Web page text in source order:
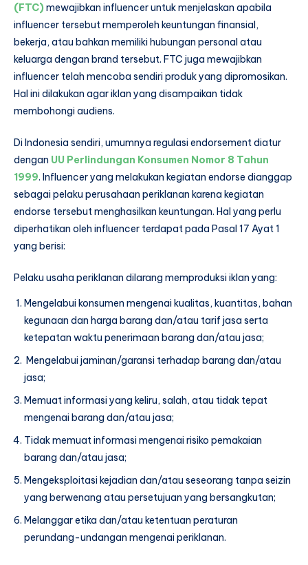
(FTC) mewajibkan influencer untuk menjelaskan apabila
influencer tersebut memperoleh keuntungan finansial,
bekerja, atau bahkan memiliki hubungan personal atau
keluarga dengan brand tersebut. FTC juga mewajibkan
influencer telah mencoba sendiri produk yang dipromosikan.
Hal ini dilakukan agar iklan yang disampaikan tidak
membohongi audiens.
Di Indonesia sendiri, umumnya regulasi endorsement diatur
dengan UU Perlindungan Konsumen Nomor 8 Tahun
1999. Influencer yang melakukan kegiatan endorse dianggap
sebagai pelaku perusahaan periklanan karena kegiatan
endorse tersebut menghasilkan keuntungan. Hal yang perlu
diperhatikan oleh influencer terdapat pada Pasal 17 Ayat 1
yang berisi:
Pelaku usaha periklanan dilarang memproduksi iklan yang:
Mengelabui konsumen mengenai kualitas, kuantitas, bahan
kegunaan dan harga barang dan/atau tarif jasa serta
ketepatan waktu penerimaan barang dan/atau jasa;
Mengelabui jaminan/garansi terhadap barang dan/atau
jasa;
Memuat informasi yang keliru, salah, atau tidak tepat
mengenai barang dan/atau jasa;
Tidak memuat informasi mengenai risiko pemakaian
barang dan/atau jasa;
Mengeksploitasi kejadian dan/atau seseorang tanpa seizin
yang berwenang atau persetujuan yang bersangkutan;
Melanggar etika dan/atau ketentuan peraturan
perundang-undangan mengenai periklanan.